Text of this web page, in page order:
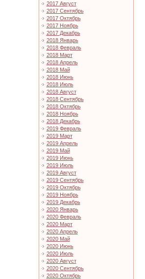
2017 Август
2017 Сентябрь
2017 Октябрь
2017 Ноябрь
2017 Декабрь
2018 Январь
2018 Февраль
2018 Март
2018 Апрель
2018 Май
2018 Июнь
2018 Июль
2018 Август
2018 Сентябрь
2018 Октябрь
2018 Ноябрь
2018 Декабрь
2019 Февраль
2019 Март
2019 Апрель
2019 Май
2019 Июнь
2019 Июль
2019 Август
2019 Сентябрь
2019 Октябрь
2019 Ноябрь
2019 Декабрь
2020 Январь
2020 Февраль
2020 Март
2020 Апрель
2020 Май
2020 Июнь
2020 Июль
2020 Август
2020 Сентябрь
2020 Октябрь